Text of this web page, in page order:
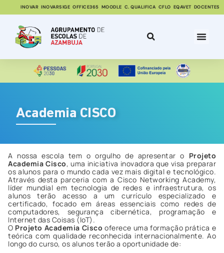
INOVAR INOVARSIGE OFFICE365 MOODLE C. QUALIFICA CFLO EQAVET DOCENTES
Academia CISCO
A nossa escola tem o orgulho de apresentar o Projeto
Academia Cisco, uma iniciativa inovadora que visa preparar
os alunos para o mundo cada vez mais digital e tecnológico.
Através desta parceria com a Cisco Networking Academy,
líder mundial em tecnologia de redes e infraestrutura, os
alunos terão acesso a um currículo especializado e
certificado, focado em áreas essenciais como redes de
computadores, segurança cibernética, programação e
Internet das Coisas (IoT).
O Projeto Academia Cisco oferece uma formação prática e
teórica com qualidade reconhecida internacionalmente. Ao
longo do curso, os alunos terão a oportunidade de: